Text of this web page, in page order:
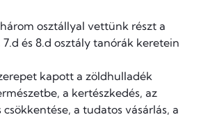
osztállyal vettünk részt a
és 8.d osztály tanórák keretein
kapott a zöldhulladék
a kertészkedés, az
a tudatos vásárlás, a